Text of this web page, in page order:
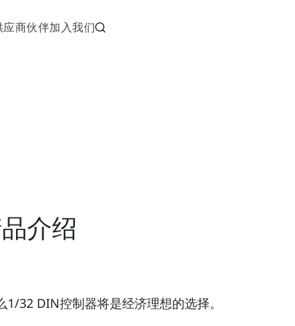
应商伙伴加入我们
介绍
32 DIN控制器将是经济理想的选择。